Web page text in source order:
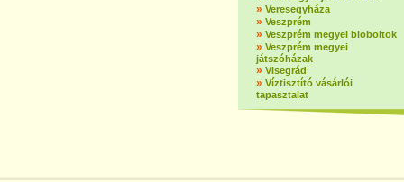
» Veresegyháza
» Veszprém
» Veszprém megyei bioboltok
» Veszprém megyei
játszóházak
» Visegrád
» Víztisztító vásárlói
tapasztalat